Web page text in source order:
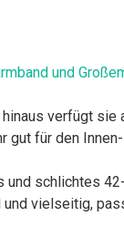
und
verfügt
für den
und schlichtes
vielseitig,